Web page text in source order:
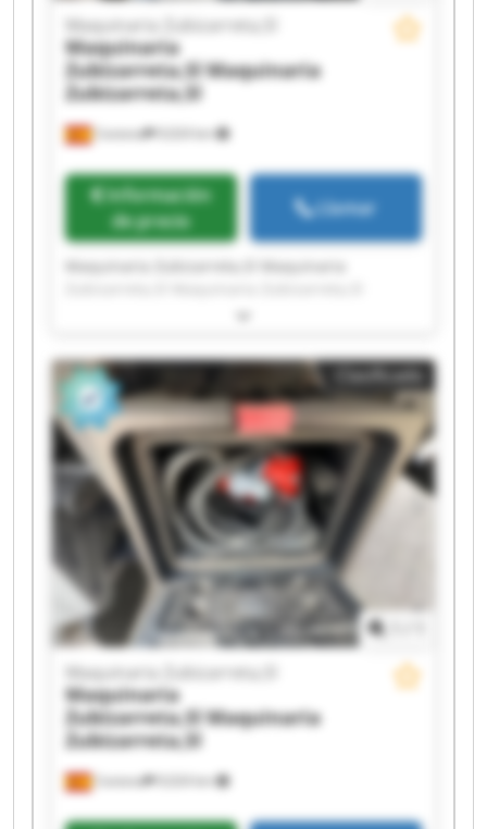
Cestona 9,024 km
Maquinaria Zubizarreta,Sl
Maquinaria
Zubizarreta,SlMaquinaria
Zubizarreta,Sl
Información
de precio
Llamar
Maquinaria Zubizarreta,Sl Maquinaria
Maquinaria Zubizarreta,Sl Maquinaria
Zubizarreta,Sl Maquinaria Zubizarreta,Sl
Maquinaria Zubizarreta,Sl Maquinaria
Zubizarreta,Sl Maquinaria Zubizarreta,Sl
Maquinaria Zubizarreta,Sl Maquinaria
Zubizarreta,Sl Maquinaria Zubizarreta,Sl
Maquinaria Zubizarreta,Sl Maquinaria
Zubizarreta,Sl Maquinaria Zubizarreta,Sl
Maquinaria Zubizarreta,Sl Maquinaria
Zubizarreta,Sl
Cestona 9,024 km
Maquinaria Zubizarreta,Sl
Maquinaria
Zubizarreta,SlMaquinaria
Zubizarreta,Sl